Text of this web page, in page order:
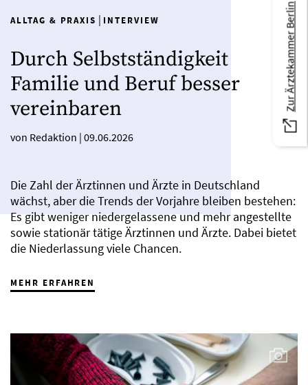
ALLTAG & PRAXIS | INTERVIEW
Durch Selbstständigkeit
Familie und Beruf besser
vereinbaren
von Redaktion | 09.06.2026
Die Zahl der Ärztinnen und Ärzte in Deutschland
wächst, aber die Trends der Vorjahre bleiben bestehen:
Es gibt weniger niedergelassene und mehr angestellte
sowie stationär tätige Ärztinnen und Ärzte. Dabei bietet
die Niederlassung viele Chancen.
MEHR ERFAHREN
Zur Ärztekammer Berlin